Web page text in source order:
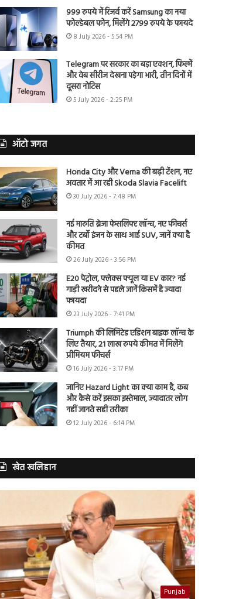
999 रुपये में रिजर्व करें Samsung का नया
फोल्डेबल फोन, मिलेंगे 2799 रुपये के फायदे
8 July 2026 - 5:54 PM
Telegram पर सरकार का बड़ा एक्शन, फिल्में
और वेब सीरीज देखना पड़ेगा भारी, तीन दिनों में
दूसरा नोटिस
5 July 2026 - 2:25 PM
ऑटो जगत
Honda City और Verna की बढ़ी टेंशन, नए
अवतार में आ रही Skoda Slavia Facelift
30 July 2026 - 7:48 PM
नई मारुति ब्रेजा फेसलिफ्ट लॉन्च, नए फीचर्स
और टर्बो इंजन के साथ आई SUV, जानें क्या है
कीमत
26 July 2026 - 3:56 PM
E20 पेट्रोल, फ्लेक्स फ्यूल या EV कार? नई
गाड़ी खरीदने से पहले जानें किसमें है ज्यादा
फायदा
23 July 2026 - 7:41 PM
Triumph की लिमिटेड एडिशन बाइक लॉन्च के
लिए तैयार, 21 लाख रुपये कीमत में मिलेंगे
प्रीमियम फीचर्स
16 July 2026 - 3:17 PM
जानिए Hazard Light का क्या काम है, कब
और कैसे करें इसका इस्तेमाल, ज्यादातर लोग
नहीं जानते सही तरीका
12 July 2026 - 6:14 PM
खेत खलिहान
Punjab